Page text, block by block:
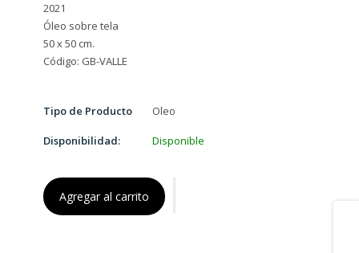
2021
Óleo sobre tela
50 x 50 cm.
Tipo de Producto Oleo
Disponibilidad: Disponible
Agregar al carrito